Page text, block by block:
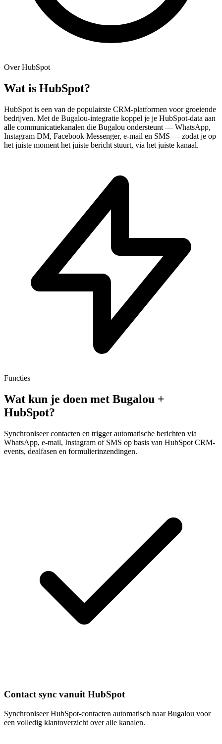
OverHubSpot
Wat is HubSpot?
HubSpot is een van de populairste CRM-platformen voor groeiende
bedrijven. Met de Bugalou-integratie koppel je je HubSpot-data aan
alle communicatiekanalen die Bugalou ondersteunt — WhatsApp,
Instagram DM, Facebook Messenger, e-mail en SMS — zodat je op
het juiste moment het juiste bericht stuurt, via het juiste kanaal.
Functies
Wat kun je doen met Bugalou +
HubSpot?
Synchroniseer contacten en trigger automatische berichten via
WhatsApp, e-mail, Instagram of SMS op basis van HubSpot CRM-
events, dealfasen en formulierinzendingen.
Contact sync vanuit HubSpot
Synchroniseer HubSpot-contacten automatisch naar Bugalou voor
een volledig klantoverzicht over alle kanalen.